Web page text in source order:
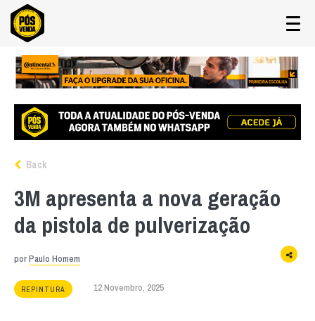
Back
3M apresenta a nova geração
da pistola de pulverização
porPaulo Homem
REPINTURA 12 Novembro, 2025